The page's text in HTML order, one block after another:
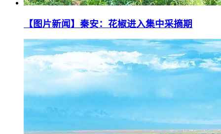
【图片新闻】秦安：花椒进入集中采摘期